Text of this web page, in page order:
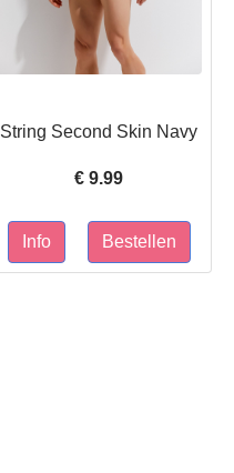
String Second Skin Navy
€ 9.99